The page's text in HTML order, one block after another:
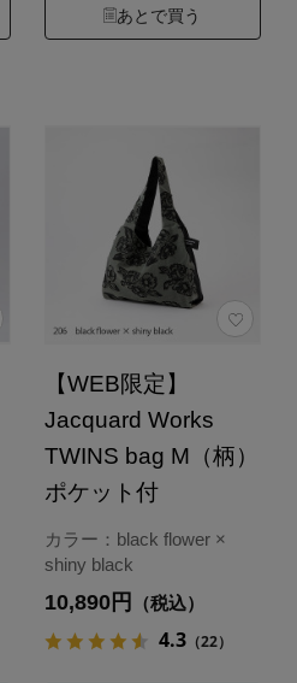
あとで買う
【WEB限定】
Jacquard Works
TWINS bag M（柄）
ポケット付
カラー：black flower ×
shiny black
10,890円 （税込）
4.3（22）